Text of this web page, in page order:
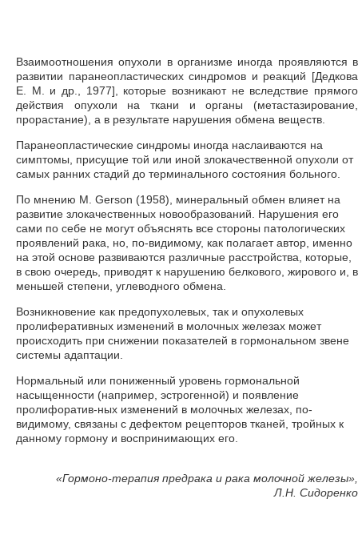
Взаимоотношения опухоли в организме иногда проявляются в
развитии паранеопластических синдромов и реакций [Дедкова
Е. М. и др., 1977], которые возникают не вследствие прямого
действия опухоли на ткани и органы (метастазирование,
прорастание), а в результате нарушения обмена веществ.
Паранеопластические синдромы иногда наслаиваются на
симптомы, присущие той или иной злокачественной опухоли от
самых ранних стадий до терминального состояния больного.
По мнению М. Gerson (1958), минеральный обмен влияет на
развитие злокачественных новообразований. Нарушения его
сами по себе не могут объяснять все стороны патологических
проявлений рака, но, по-видимому, как полагает автор, именно
на этой основе развиваются различные расстройства, которые,
в свою очередь, приводят к нарушению белкового, жирового и, в
меньшей степени, углеводного обмена.
Возникновение как предопухолевых, так и опухолевых
пролиферативных изменений в молочных железах может
происходить при снижении показателей в гормональном звене
системы адаптации.
Нормальный или пониженный уровень гормональной
насыщенности (например, эстрогенной) и появление
пролифоратив-ных изменений в молочных железах, по-
видимому, связаны с дефектом рецепторов тканей, тройных к
данному гормону и воспринимающих его.
«Гормоно-терапия предрака и рака молочной железы»,
Л.Н. Сидоренко